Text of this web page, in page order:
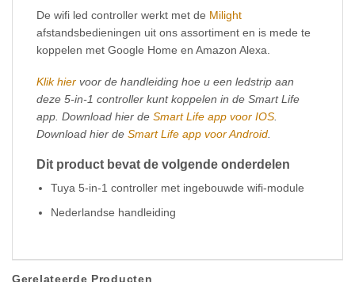
De wifi led controller werkt met de Milight
afstandsbedieningen uit ons assortiment en is mede te
koppelen met Google Home en Amazon Alexa.
Klik hier voor de handleiding hoe u een ledstrip aan
deze 5-in-1 controller kunt koppelen in de Smart Life
app. Download hier de Smart Life app voor IOS.
Download hier de Smart Life app voor Android.
Dit product bevat de volgende onderdelen
Tuya 5-in-1 controller met ingebouwde wifi-module
Nederlandse handleiding
Gerelateerde Producten